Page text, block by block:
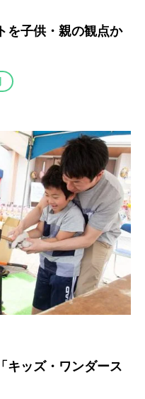
を子供・親の観点か
キッズ・ワンダース